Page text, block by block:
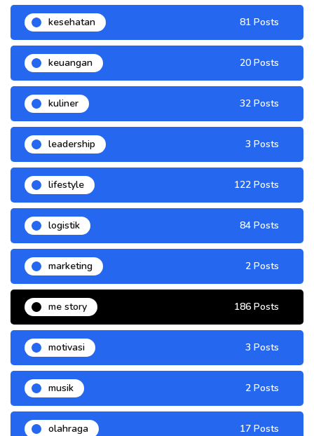
kesehatan 81 Posts
keuangan 20 Posts
kuliner 32 Posts
leadership 3 Posts
lifestyle 122 Posts
logistik 84 Posts
marketing 2 Posts
me story 186 Posts
motivasi 3 Posts
musik 2 Posts
olahraga 17 Posts